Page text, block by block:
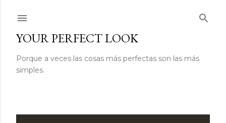
YOUR PERFECT LOOK
Porque a veces las cosas más perfectas son las más
simples.